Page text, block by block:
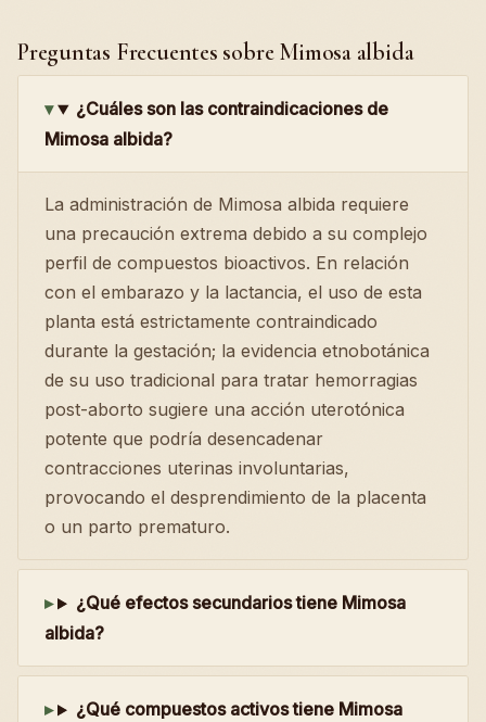
Preguntas Frecuentes sobre Mimosa albida
¿Cuáles son las contraindicaciones de
Mimosa albida?
La administración de Mimosa albida requiere
una precaución extrema debido a su complejo
perfil de compuestos bioactivos. En relación
con el embarazo y la lactancia, el uso de esta
planta está estrictamente contraindicado
durante la gestación; la evidencia etnobotánica
de su uso tradicional para tratar hemorragias
post-aborto sugiere una acción uterotónica
potente que podría desencadenar
contracciones uterinas involuntarias,
provocando el desprendimiento de la placenta
o un parto prematuro.
¿Qué efectos secundarios tiene Mimosa
albida?
¿Qué compuestos activos tiene Mimosa